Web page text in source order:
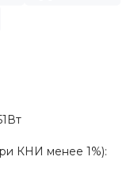
КНИ менее 1%):